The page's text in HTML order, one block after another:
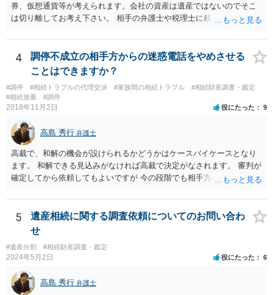
券、仮想通貨等が考えられます。会社の資産は遺産ではないのでそこ
は切り離してお考え下さい。 相手の弁護士や税理士に頼んでも守秘義
意に開示を求め、応じなければ「調査嘱託」という手続きを使って銀
行等に照会をかけることになるでしょう。 不動産は、相続登記が済ん
でいなければ市役所ないし区役所に、お子様と義父様のつながりがわ
かる戸籍一式を揃えてもちこみ、「名寄せ」という手続きをすると、
分かると思います。遺産分割協議書の偽造等により既に相続登記され
てしまっている場合は、住所などに当たりをつけて登記名義を調べて
すが、現代では、各々が自由に価格設定をしていますので、特に相場
はお示しできません。ただし、かつて日本弁護士連合会が設けていた
報酬基準を踏まえて価格設定している弁護士は一定数いると思います
ので、それが一応の目安となるでしょう。
4
調停不成立の相手方からの迷惑電話をやめさせる
ことはできますか？
#調停 #相続トラブルの代理交渉 #家族間の相続トラブル
#相続財産調査・鑑定
#相続放棄
#調停
2018年11月2日 役にたった 9
高島 秀行 弁護士
高裁で、和解の機会が設けられるかどうかはケースバイケースとなり
ます。 和解できる見込みがなければ高裁で決定がなされます。 審判が
確定してから依頼してもよいですが 今の段階でも相手方の連絡が迷惑
5
遺産相続に関する調査依頼についてのお問い合わ
せ
#遺産分割 #相続財産調査・鑑定
2024年5月2日 役にたった 6
高島 秀行 弁護士